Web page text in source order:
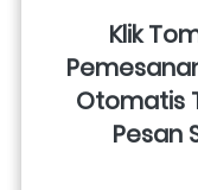
Klik
Otomatis
Pesan